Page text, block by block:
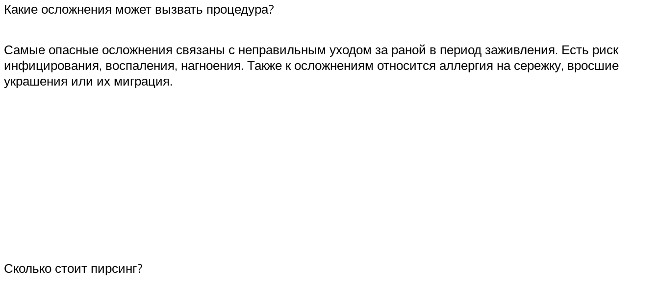
Какие осложнения может вызвать процедура?
Самые опасные осложнения связаны с неправильным уходом за раной в период заживления. Есть риск
инфицирования, воспаления, нагноения. Также к осложнениям относится аллергия на сережку, вросшие
украшения или их миграция.
Сколько стоит пирсинг?